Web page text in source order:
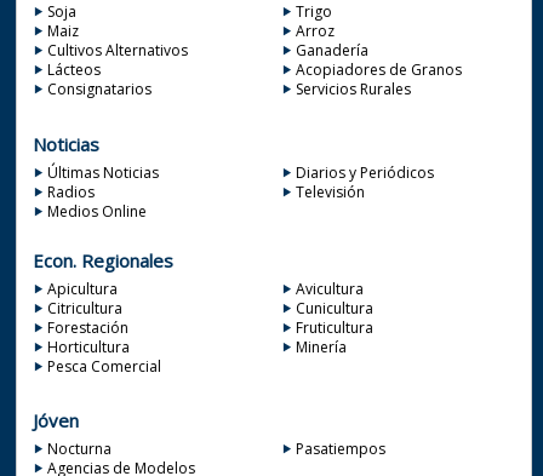
Soja
Trigo
Maiz
Arroz
Cultivos Alternativos
Ganadería
Lácteos
Acopiadores de Granos
Consignatarios
Servicios Rurales
Noticias
Últimas Noticias
Diarios y Periódicos
Radios
Televisión
Medios Online
Econ. Regionales
Apicultura
Avicultura
Citricultura
Cunicultura
Forestación
Fruticultura
Horticultura
Minería
Pesca Comercial
Jóven
Nocturna
Pasatiempos
Agencias de Modelos